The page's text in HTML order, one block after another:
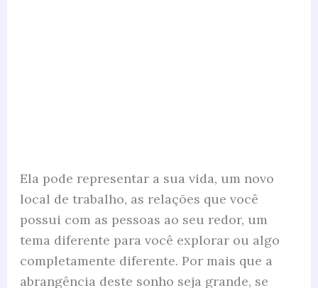
Ela pode representar a sua vida, um novo
local de trabalho, as relações que você
possui com as pessoas ao seu redor, um
tema diferente para você explorar ou algo
completamente diferente. Por mais que a
abrangência deste sonho seja grande, se